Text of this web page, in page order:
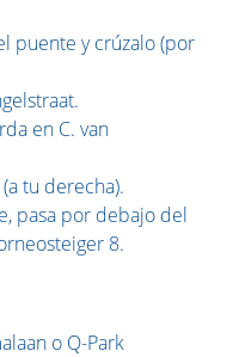
puente y crúzalo (por
en C. van
tu derecha).
pasa por debajo del
8.
o Q-Park